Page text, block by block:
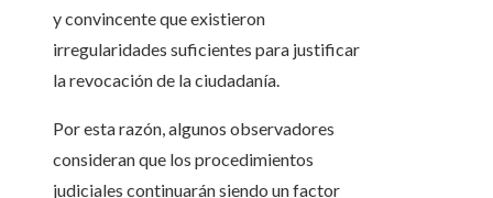
y convincente que existieron
irregularidades suficientes para justificar
la revocación de la ciudadanía.
Por esta razón, algunos observadores
consideran que los procedimientos
judiciales continuarán siendo un factor